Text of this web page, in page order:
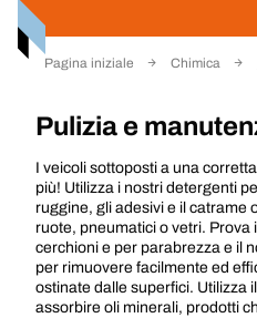
Pagina iniziale Chimica
Pulizia e
I veicoli sottoposti a una
più! Utilizza i nostri detergenti
ruggine, gli adesivi e il catrame
ruote, pneumatici o vetri.
cerchioni e per parabrezza e il
per rimuovere facilmente ed
ostinate dalle superfici. Utilizza
assorbire oli minerali, prodotti